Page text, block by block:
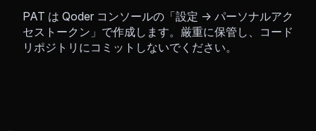
PAT は Qoder コンソールの「設定 → パーソナルアク
セストークン」で作成します。厳重に保管し、コード
リポジトリにコミットしないでください。